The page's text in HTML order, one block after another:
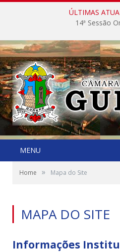
ÚLTIMAS
14ª Sessão
MENU
Home » Mapa do Site
MAPA DO SITE
Informações